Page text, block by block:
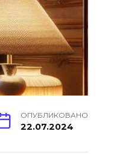
ОПУБЛИКОВАНО
22.07.2024